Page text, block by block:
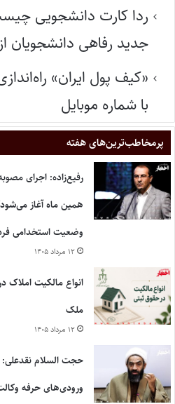
ردا کارت دانشجویی
جدید رفاهی دانشجویان از
«کیف پول ایران»
با شماره موبایل
پر‌مخاطب‌ترین‌های هفته
رفیع‌زاده: اجرای
همین ماه آغاز
وضعیت استخدامی
۱۲ مرداد ۱۴۰۵
ملک
۱۲ مرداد ۱۴۰۵
حجت السلام
ورودی‌های حرفه